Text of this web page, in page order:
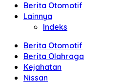
Berita Otomotif
Lainnya
Indeks
Berita Otomotif
Berita Olahraga
Kejahatan
Nissan